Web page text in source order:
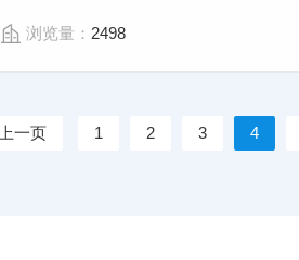
浏览量： 2498
上一页 1 2 3 4